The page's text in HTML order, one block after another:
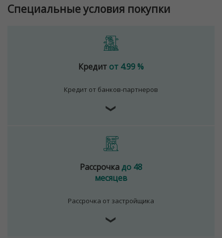
Специальные условия покупки
Кредит от 4.99 %
Кредит от банков-партнеров
❯
Рассрочкадо 48
месяцев
Рассрочка от застройщика
❯